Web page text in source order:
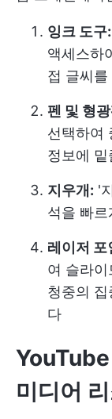
잉크 도구:
액세스하
접 글씨
펜 및 형
선택하여
정보에
지우개: '
석을 빠
레이저 포
여 슬라
청중의
다
미디어